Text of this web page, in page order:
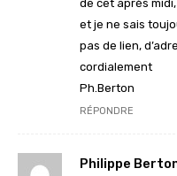
de cet après midi,
et je ne sais
pas de lien,
cordialement
Ph.Berton
RÉPONDRE
Philippe